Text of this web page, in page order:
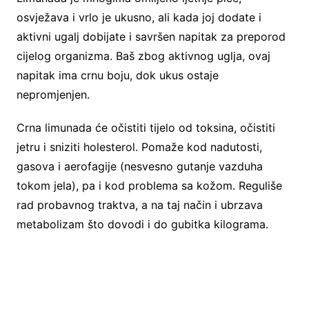
osvježava i vrlo je ukusno, ali kada joj dodate i
aktivni ugalj dobijate i savršen napitak za preporod
cijelog organizma. Baš zbog aktivnog uglja, ovaj
napitak ima crnu boju, dok ukus ostaje
nepromjenjen.
Crna limunada će očistiti tijelo od toksina, očistiti
jetru i sniziti holesterol. Pomaže kod nadutosti,
gasova i aerofagije (nesvesno gutanje vazduha
tokom jela), pa i kod problema sa kožom. Reguliše
rad probavnog traktva, a na taj način i ubrzava
metabolizam što dovodi i do gubitka kilograma.